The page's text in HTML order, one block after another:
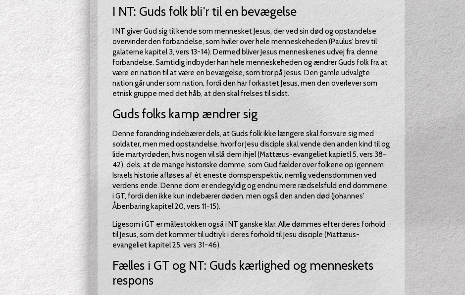
I NT: Guds folk bli'r til en bevægelse
I NT giver Gud sig til kende som mennesket Jesus, der ved sin død og opstandelse
overvinder den forbandelse, som hviler over hele menneskeheden (Paulus' brev til
galaterne kapitel 3, vers 13-14). Dermed bliver Jesus menneskenes udvej fra denne
forbandelse. Samtidig indbyder han hele menneskeheden og ændrer Guds folk fra at
være en nation til at være en bevægelse, som tror på Jesus. Den gamle udvalgte
nation går under som nation, fordi den har forkastet Jesus, men den overlever som
etnisk gruppe med det håb, at den skal frelses til sidst.
Guds folks kamp ændrer sig
Denne forandring indebærer dels, at Guds folk ikke længere skal forsvare sig med
soldater, men med opstandelse, hvorfor Jesu disciple skal vende den anden kind til og
lide martyrdøden, hvis nogen vil slå dem ihjel (Mattæus-evangeliet kapietl 5, vers 38-
42), dels, at de mange historiske domme, som Gud fælder over folkene op igennem
Israels historie afløses af ét eneste domsperspektiv, nemlig vedensdommen ved
verdens ende. Denne dom er endegyldig og endnu mere rædselsfuld end dommene
i GT, fordi den ikke kun indebærer døden, men også den anden død (Johannes'
Åbenbaring kapitel 20, vers 11-15).
Ligesom i GT er målestokken også i NT ganske klar. Alle dømmes efter deres forhold
til Jesus, som det kommer til udtryk i deres forhold til Jesu disciple (Mattæus-
evangeliet kapitel 25, vers 31-46).
Fælles i GT og NT: Guds kærlighed og menneskets
respons